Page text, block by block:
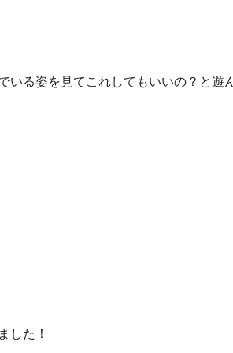
る姿を見てこれしてもいいの？と遊
した！